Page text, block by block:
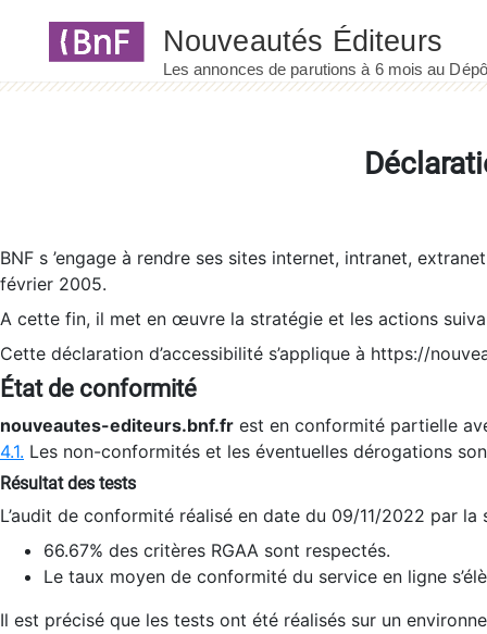
BNF s ’engage à rendre ses sites internet, intranet,
février 2005.
A cette fin, il met en œuvre la stratégie et les actions
Cette déclaration d’accessibilité s’applique à https://
État de conformité
nouveautes-editeurs.bnf.fr est en conformité partielle
4.1. Les non-conformités et les éventuelles dérogations
Résultat des tests
L’audit de conformité réalisé en date du 09/11/2022 par
66.67% des critères RGAA sont respectés.
Le taux moyen de conformité du service en ligne
Il est précisé que les tests ont été réalisés sur un